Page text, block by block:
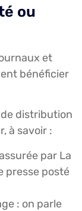
ou
et
bénéficier
distribution
à savoir :
par La
presse posté
: on parle